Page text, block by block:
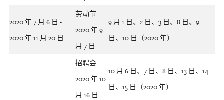
2020 年 7 月 6 日 -
2020 年 11 月 20 日
劳动节
2020 年 9
月 7 日
9 月 1 日、2 日、3 日、8 日、9
日、10 日（2020 年）
招聘会
2020 年 10
月 16 日
10 月 6 日、7 日、8 日、13 日、14
日、15 日（2020 年）